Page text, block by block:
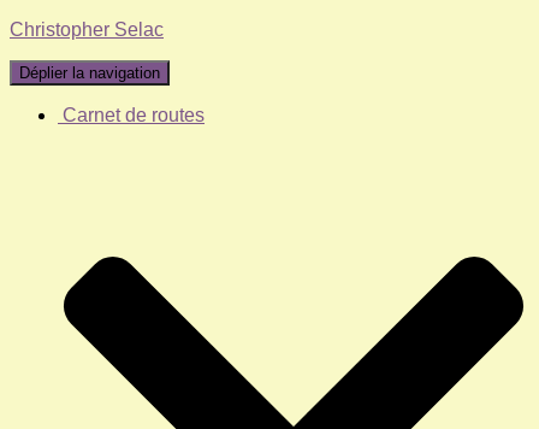
Christopher Selac
Déplier la navigation
Carnet de routes